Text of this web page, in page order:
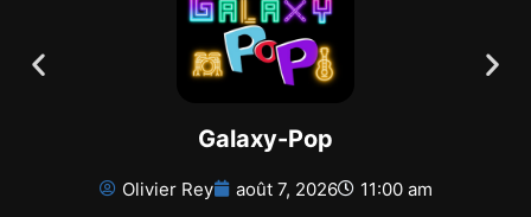
Galaxy-Pop
Olivier Rey août 7, 2026 11:00 am